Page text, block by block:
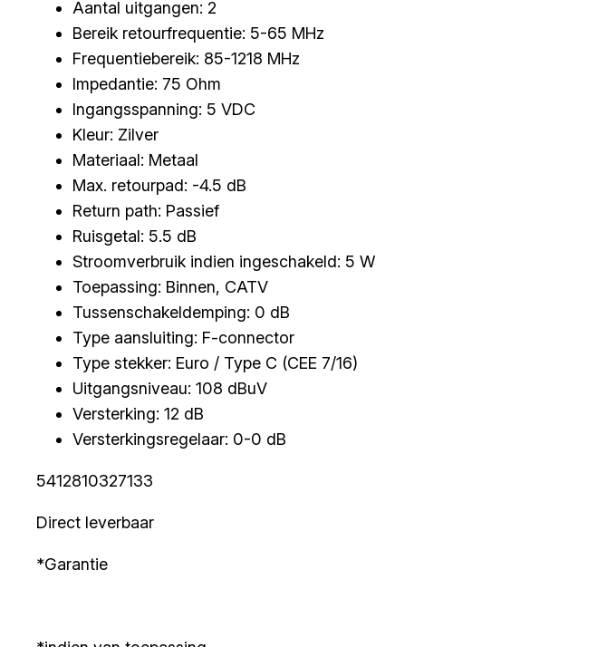
Aantal uitgangen: 2
Bereik retourfrequentie: 5-65 MHz
Frequentiebereik: 85-1218 MHz
Impedantie: 75 Ohm
Ingangsspanning: 5 VDC
Kleur: Zilver
Materiaal: Metaal
Max. retourpad: -4.5 dB
Return path: Passief
Ruisgetal: 5.5 dB
Stroomverbruik indien ingeschakeld: 5 W
Toepassing: Binnen, CATV
Tussenschakeldemping: 0 dB
Type aansluiting: F-connector
Type stekker: Euro / Type C (CEE 7/16)
Uitgangsniveau: 108 dBuV
Versterking: 12 dB
Versterkingsregelaar: 0-0 dB
5412810327133
Direct leverbaar
*Garantie